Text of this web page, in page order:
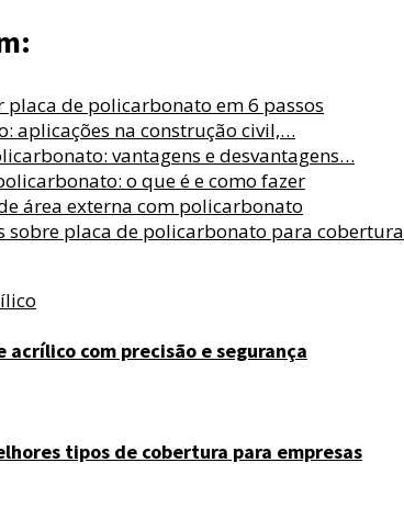
placa de policarbonato em 6 passos
aplicações na construção civil,…
vantagens e desvantagens…
o que é e como fazer
área externa com policarbonato
sobre placa de policarbonato para cobertura
acrílico com precisão e segurança
tipos de cobertura para empresas